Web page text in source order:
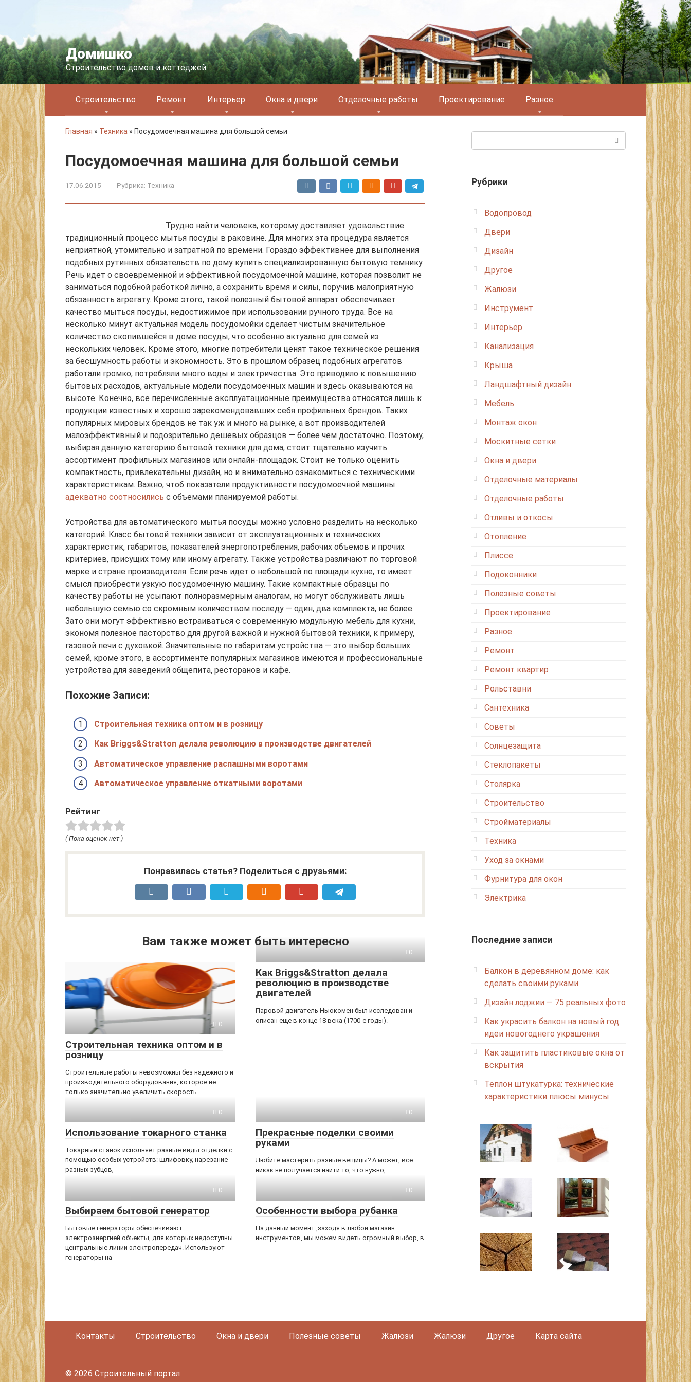
Домишко
Строительство домов и коттеджей
Строительство Ремонт Интерьер Окна и двери Отделочные работы Проектирование Разное
Главная » Техника » Посудомоечная машина для большой семьи
Посудомоечная машина для большой семьи
17.06.2015 Рубрика: Техника
Трудно найти человека, которому доставляет удовольствие
традиционный процесс мытья посуды в раковине. Для многих эта процедура является
неприятной, утомительно и затратной по времени. Гораздо эффективнее для выполнения
подобных рутинных обязательств по дому купить специализированную бытовую темнику.
Речь идет о своевременной и эффективной посудомоечной машине, которая позволит не
заниматься подобной работкой лично, а сохранить время и силы, поручив малоприятную
обязанность агрегату. Кроме этого, такой полезный бытовой аппарат обеспечивает
качество мыться посуды, недостижимое при использовании ручного труда. Все на
несколько минут актуальная модель посудомойки сделает чистым значительное
количество скопившейся в доме посуды, что особенно актуально для семей из
нескольких человек. Кроме этого, многие потребители ценят такое техническое решения
за бесшумность работы и экономность. Это в прошлом образец подобных агрегатов
работали громко, потребляли много воды и электричества. Это приводило к повышению
бытовых расходов, актуальные модели посудомоечных машин и здесь оказываются на
высоте. Конечно, все перечисленные эксплуатационные преимущества относятся лишь к
продукции известных и хорошо зарекомендовавших себя профильных брендов. Таких
популярных мировых брендов не так уж и много на рынке, а вот производителей
малоэффективный и подозрительно дешевых образцов — более чем достаточно. Поэтому,
выбирая данную категорию бытовой техники для дома, стоит тщательно изучить
ассортимент профильных магазинов или онлайн-площадок. Стоит не только оценить
компактность, привлекательны дизайн, но и внимательно ознакомиться с техническими
характеристикам. Важно, чтоб показатели продуктивности посудомоечной машины
адекватно соотносились с объемами планируемой работы.
Устройства для автоматического мытья посуды можно условно разделить на несколько
категорий. Класс бытовой техники зависит от эксплуатационных и технических
характеристик, габаритов, показателей энергопотребления, рабочих объемов и прочих
критериев, присущих тому или иному агрегату. Также устройства различают по торговой
марке и стране производителя. Если речь идет о небольшой по площади кухне, то имеет
смысл приобрести узкую посудомоечную машину. Такие компактные образцы по
качеству работы не усыпают полноразмерным аналогам, но могут обслуживать лишь
небольшую семью со скромным количеством последу — один, два комплекта, не более.
Зато они могут эффективно встраиваться с современную модульную мебель для кухни,
экономя полезное пасторство для другой важной и нужной бытовой техники, к примеру,
газовой печи с духовкой. Значительные по габаритам устройства — это выбор больших
семей, кроме этого, в ассортименте популярных магазинов имеются и профессиональные
устройства для заведений общепита, ресторанов и кафе.
Похожие Записи:
Строительная техника оптом и в розницу
Как Briggs&Stratton делала революцию в производстве двигателей
Автоматическое управление распашными воротами
Автоматическое управление откатными воротами
Рейтинг
( Пока оценок нет )
Понравилась статья? Поделиться с друзьями:
Вам также может быть интересно
0
Строительная техника оптом и в
розницу
Строительные работы невозможны без надежного и
производительного оборудования, которое не
только значительно увеличить скорость
0
Как Briggs&Stratton делала
революцию в производстве
двигателей
Паровой двигатель Ньюкомен был исследован и
описан еще в конце 18 века (1700-е годы).
0
Использование токарного станка
Токарный станок исполняет разные виды отделки с
помощью особых устройств: шлифовку, нарезание
разных зубцов,
0
Прекрасные поделки своими
руками
Любите мастерить разные вещицы? А может, все
никак не получается найти то, что нужно,
0
Выбираем бытовой генератор
Бытовые генераторы обеспечивают
электроэнергией объекты, для которых недоступны
центральные линии электропередач. Используют
генераторы на
0
Особенности выбора рубанка
На данный момент ,заходя в любой магазин
инструментов, мы можем видеть огромный выбор, в
Рубрики
Водопровод
Двери
Дизайн
Другое
Жалюзи
Инструмент
Интерьер
Канализация
Крыша
Ландшафтный дизайн
Мебель
Монтаж окон
Москитные сетки
Окна и двери
Отделочные материалы
Отделочные работы
Отливы и откосы
Отопление
Плиссе
Подоконники
Полезные советы
Проектирование
Разное
Ремонт
Ремонт квартир
Рольставни
Сантехника
Советы
Солнцезащита
Стеклопакеты
Столярка
Строительство
Стройматериалы
Техника
Уход за окнами
Фурнитура для окон
Электрика
Последние записи
Балкон в деревянном доме: как
сделать своими руками
Дизайн лоджии — 75 реальных фото
Как украсить балкон на новый год:
идеи новогоднего украшения
Как защитить пластиковые окна от
вскрытия
Теплон штукатурка: технические
характеристики плюсы минусы
Контакты Строительство Окна и двери Полезные советы Жалюзи Жалюзи Другое Карта сайта
© 2026 Строительный портал